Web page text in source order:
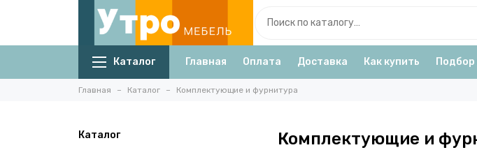
Каталог Главная Оплата Доставка Как купить Подбор
Главная Каталог Комплектующие и фурнитура
Каталог Комплектующие и